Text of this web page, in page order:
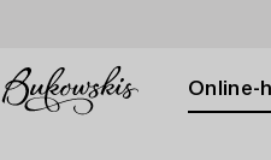
Online-